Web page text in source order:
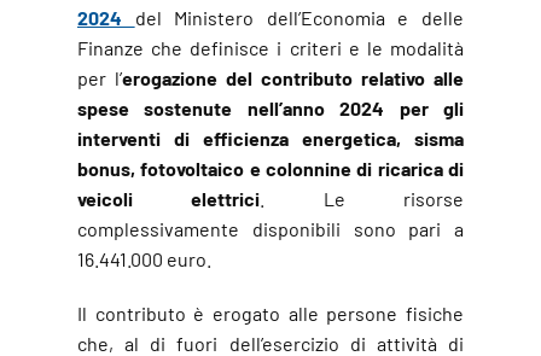
2024
del Ministero dell’Economia e delle
Finanze che definisce i criteri e le modalità
per l’erogazione del contributo relativo alle
spese sostenute nell’anno 2024 per gli
interventi di efficienza energetica, sisma
bonus, fotovoltaico e colonnine di ricarica di
veicoli elettrici . Le risorse
complessivamente disponibili sono pari a
16.441.000 euro.
Il contributo è erogato alle persone fisiche
che, al di fuori dell’esercizio di attività di